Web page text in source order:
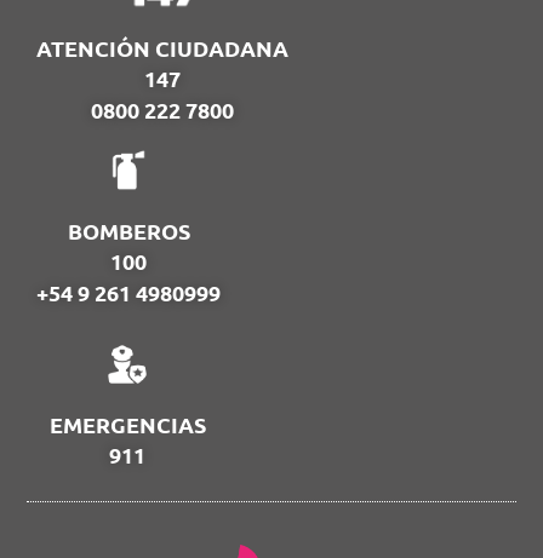
ATENCIÓN CIUDADANA
147
0800 222 7800
BOMBEROS
100
+54 9 261 4980999
EMERGENCIAS
911